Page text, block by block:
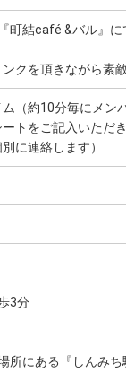
町結café &バル』に
クを頂きながら素
（約10分毎にメン
トをご記入いただ
に連絡します）
3分
所にある『しんみ